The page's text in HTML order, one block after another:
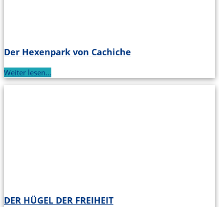
Der Hexenpark von Cachiche
Weiter lesen...
DER HÜGEL DER FREIHEIT